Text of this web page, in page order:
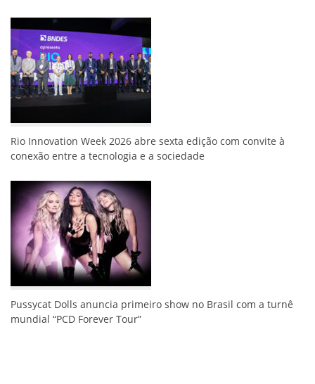
Rio Innovation Week 2026 abre sexta edição com convite à
conexão entre a tecnologia e a sociedade
Pussycat Dolls anuncia primeiro show no Brasil com a turnê
mundial “PCD Forever Tour”